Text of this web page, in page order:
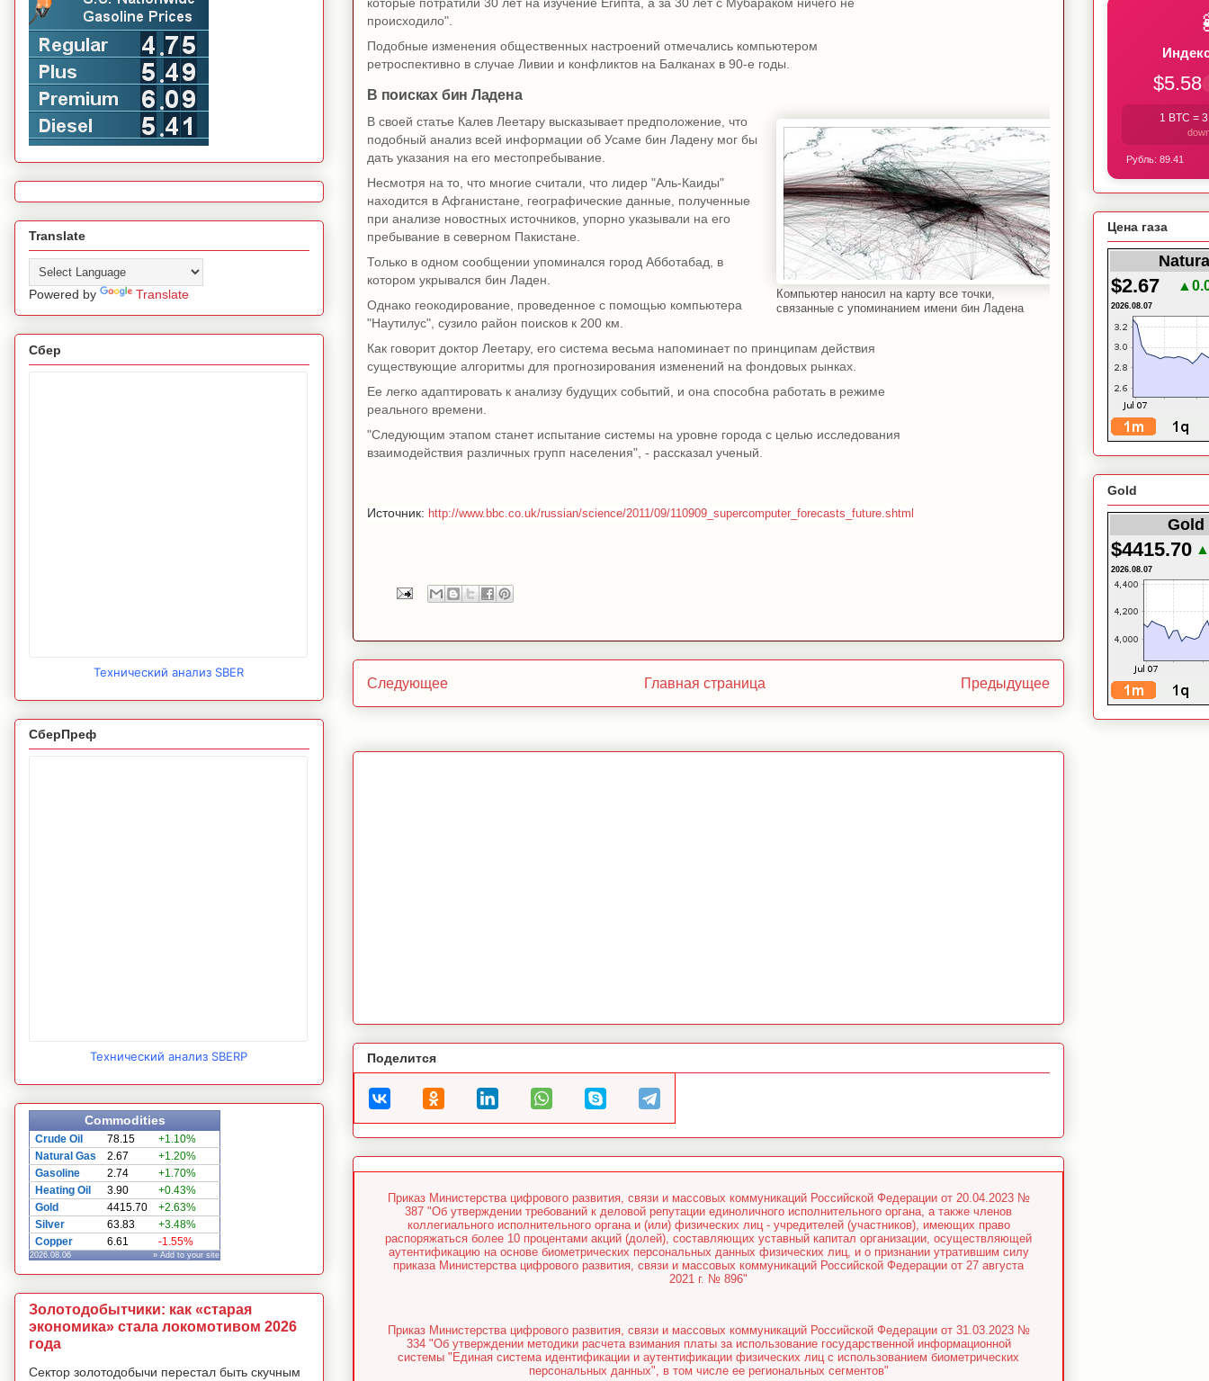
происходило".
Подобные изменения общественных настроений отмечались компьютером
ретроспективно в случае Ливии и конфликтов на Балканах в 90-е годы.
В поисках бин Ладена
Компьютер наносил на карту все точки,
связанные с упоминанием имени бин Ладена
В своей статье Калев Леетару высказывает предположение, что
подобный анализ всей информации об Усаме бин Ладену мог бы
дать указания на его местопребывание.
Несмотря на то, что многие считали, что лидер "Аль-Каиды"
находится в Афганистане, географические данные, полученные
при анализе новостных источников, упорно указывали на его
пребывание в северном Пакистане.
Только в одном сообщении упоминался город Абботабад, в
котором укрывался бин Ладен.
Однако геокодирование, проведенное с помощью компьютера
"Наутилус", сузило район поисков к 200 км.
Как говорит доктор Леетару, его система весьма напоминает по принципам действия
существующие алгоритмы для прогнозирования изменений на фондовых рынках.
Ее легко адаптировать к анализу будущих событий, и она способна работать в режиме
реального времени.
"Следующим этапом станет испытание системы на уровне города с целью исследования
взаимодействия различных групп населения", - рассказал ученый.
Источник: http://www.bbc.co.uk/russian/science/2011/09/110909_supercomputer_forecasts_future.shtml
Следующее Предыдущее
Главная страница
Поделится
Приказ Министерства цифрового развития, связи и массовых коммуникаций Российской Федерации от 20.04.2023 №
387 "Об утверждении требований к деловой репутации единоличного исполнительного органа, а также членов
коллегиального исполнительного органа и (или) физических лиц - учредителей (участников), имеющих право
распоряжаться более 10 процентами акций (долей), составляющих уставный капитал организации, осуществляющей
аутентификацию на основе биометрических персональных данных физических лиц, и о признании утратившим силу
приказа Министерства цифрового развития, связи и массовых коммуникаций Российской Федерации от 27 августа
2021 г. № 896"
Приказ Министерства цифрового развития, связи и массовых коммуникаций Российской Федерации от 31.03.2023 №
334 "Об утверждении методики расчета взимания платы за использование государственной информационной
системы "Единая система идентификации и аутентификации физических лиц с использованием биометрических
персональных данных", в том числе ее региональных сегментов"
Translate
Powered by Translate
Сбер
Технический анализ SBER
СберПреф
Технический анализ SBERP
Commodities
Crude Oil 78.15
+1.10%
Natural Gas
2.67
+1.20%
Gasoline
2.74
+1.70%
Heating Oil
3.90
+0.43%
Gold
4415.70
+2.63%
Silver
63.83
+3.48%
Copper
6.61 -1.55%
2026.08.06 » Add to your site
Золотодобытчики: как «старая
экономика» стала локомотивом 2026
года
Сектор золотодобычи перестал быть скучным
$5.58
1 BTC =
Рубль: 89.41
Цена газа
$2.67
2026.08.07
Gold
Gold
$4415.70
2026.08.07